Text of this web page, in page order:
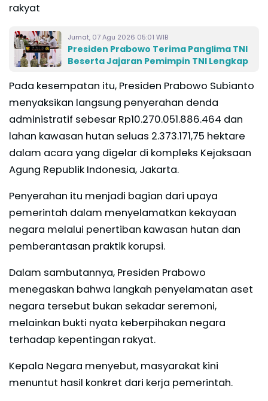
rakyat
Jumat, 07 Agu 2026 05:01 WIB
Presiden Prabowo Terima Panglima TNI
Beserta Jajaran Pemimpin TNI Lengkap
Pada kesempatan itu, Presiden Prabowo Subianto
menyaksikan langsung penyerahan denda
administratif sebesar Rp10.270.051.886.464 dan
lahan kawasan hutan seluas 2.373.171,75 hektare
dalam acara yang digelar di kompleks Kejaksaan
Agung Republik Indonesia, Jakarta.
Penyerahan itu menjadi bagian dari upaya
pemerintah dalam menyelamatkan kekayaan
negara melalui penertiban kawasan hutan dan
pemberantasan praktik korupsi.
Dalam sambutannya, Presiden Prabowo
menegaskan bahwa langkah penyelamatan aset
negara tersebut bukan sekadar seremoni,
melainkan bukti nyata keberpihakan negara
terhadap kepentingan rakyat.
Kepala Negara menyebut, masyarakat kini
menuntut hasil konkret dari kerja pemerintah.